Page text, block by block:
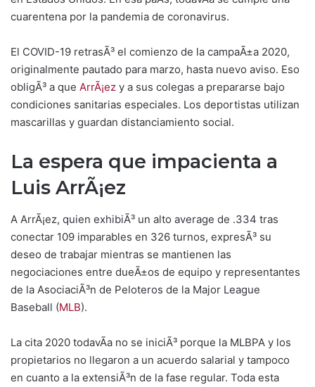
cuarentena por la pandemia de coronavirus.
El COVID-19 retrasÃ³ el comienzo de la campaÃ±a 2020,
originalmente pautado para marzo, hasta nuevo aviso. Eso
obligÃ³ a que ArrÃ¡ez y a sus colegas a prepararse bajo
condiciones sanitarias especiales. Los deportistas utilizan
mascarillas y guardan distanciamiento social.
La espera que impacienta a
Luis ArrÃ¡ez
A ArrÃ¡ez, quien exhibiÃ³ un alto average de .334 tras
conectar 109 imparables en 326 turnos, expresÃ³ su
deseo de trabajar mientras se mantienen las
negociaciones entre dueÃ±os de equipo y representantes
de la AsociaciÃ³n de Peloteros de la Major League
Baseball (MLB).
La cita 2020 todavÃ­a no se iniciÃ³ porque la MLBPA y los
propietarios no llegaron a un acuerdo salarial y tampoco
en cuanto a la extensiÃ³n de la fase regular. Toda esta